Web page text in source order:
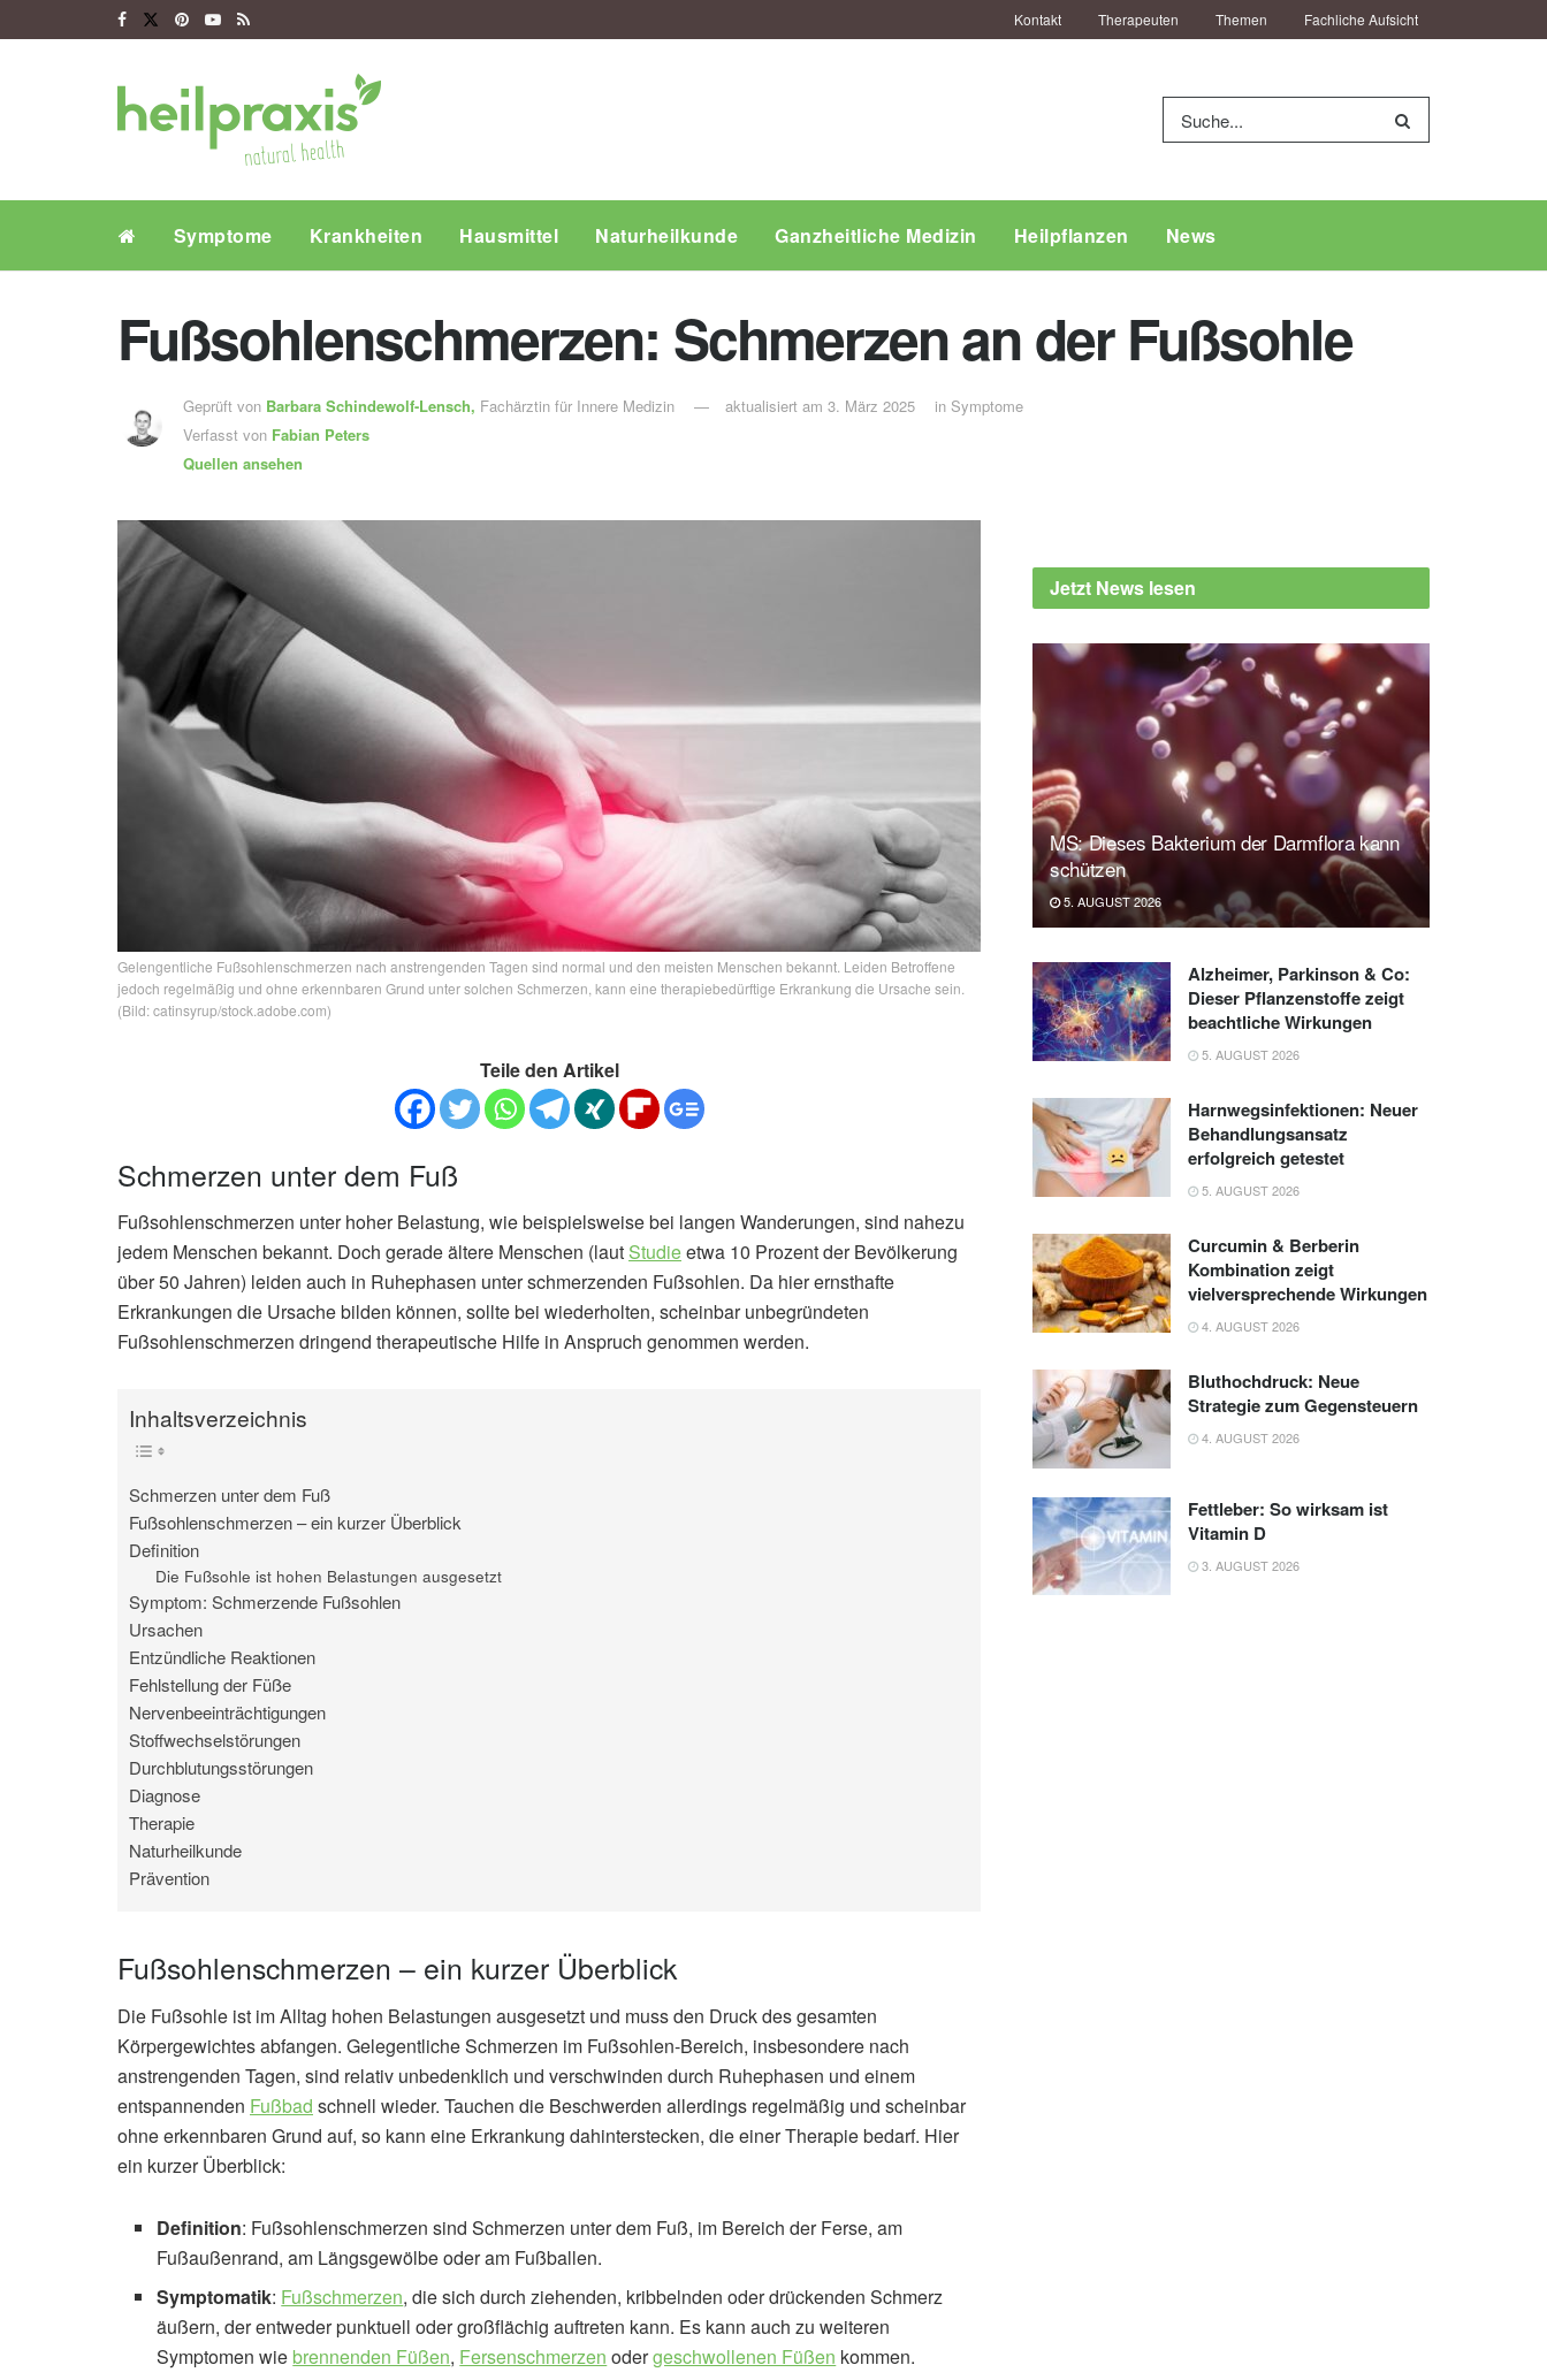
Kontakt Therapeuten Themen Fachliche Aufsicht
Symptome Krankheiten Hausmittel Naturheilkunde Ganzheitliche Medizin Heilpflanzen News
Fußsohlenschmerzen: Schmerzen an der Fußsohle
Geprüft von Barbara Schindewolf-Lensch, Fachärztin für Innere Medizin
Verfasst von Fabian Peters
Quellen ansehen
aktualisiert am 3. März 2025 in Symptome
Gelengentliche Fußsohlenschmerzen nach anstrengenden Tagen sind normal und den meisten Menschen bekannt. Leiden Betroffene
jedoch regelmäßig und ohne erkennbaren Grund unter solchen Schmerzen, kann eine therapiebedürftige Erkrankung die Ursache sein.
(Bild: catinsyrup/stock.adobe.com)
Teile den Artikel
Schmerzen unter dem Fuß
Fußsohlenschmerzen unter hoher Belastung, wie beispielsweise bei langen Wanderungen, sind nahezu
jedem Menschen bekannt. Doch gerade ältere Menschen (laut Studieetwa 10 Prozent der Bevölkerung
über 50 Jahren) leiden auch in Ruhephasen unter schmerzenden Fußsohlen. Da hier ernsthafte
Erkrankungen die Ursache bilden können, sollte bei wiederholten, scheinbar unbegründeten
Fußsohlenschmerzen dringend therapeutische Hilfe in Anspruch genommen werden.
Inhaltsverzeichnis
Schmerzen unter dem Fuß
Fußsohlenschmerzen – ein kurzer Überblick
Definition
Die Fußsohle ist hohen Belastungen ausgesetzt
Symptom: Schmerzende Fußsohlen
Ursachen
Entzündliche Reaktionen
Fehlstellung der Füße
Nervenbeeinträchtigungen
Stoffwechselstörungen
Durchblutungsstörungen
Diagnose
Therapie
Naturheilkunde
Prävention
Fußsohlenschmerzen – ein kurzer Überblick
Die Fußsohle ist im Alltag hohen Belastungen ausgesetzt und muss den Druck des gesamten
Körpergewichtes abfangen. Gelegentliche Schmerzen im Fußsohlen-Bereich, insbesondere nach
anstrengenden Tagen, sind relativ unbedenklich und verschwinden durch Ruhephasen und einem
entspannenden Fußbad schnell wieder. Tauchen die Beschwerden allerdings regelmäßig und scheinbar
ohne erkennbaren Grund auf, so kann eine Erkrankung dahinterstecken, die einer Therapie bedarf. Hier
ein kurzer Überblick:
Definition: Fußsohlenschmerzen sind Schmerzen unter dem Fuß, im Bereich der Ferse, am
Fußaußenrand, am Längsgewölbe oder am Fußballen.
Symptomatik: Fußschmerzen, die sich durch ziehenden, kribbelnden oder drückenden Schmerz
äußern, der entweder punktuell oder großflächig auftreten kann. Es kann auch zu weiteren
Symptomen wie brennenden Füßen, Fersenschmerzen odergeschwollenen Füßen kommen.
Jetzt News lesen
MS: Dieses Bakterium der Darmflora kann
schützen
5. AUGUST 2026
Alzheimer, Parkinson & Co:
Dieser Pflanzenstoffe zeigt
beachtliche Wirkungen
5. AUGUST 2026
Harnwegsinfektionen: Neuer
Behandlungsansatz
erfolgreich getestet
5. AUGUST 2026
Curcumin & Berberin
Kombination zeigt
vielversprechende Wirkungen
4. AUGUST 2026
Bluthochdruck: Neue
Strategie zum Gegensteuern
4. AUGUST 2026
Fettleber: So wirksam ist
Vitamin D
3. AUGUST 2026